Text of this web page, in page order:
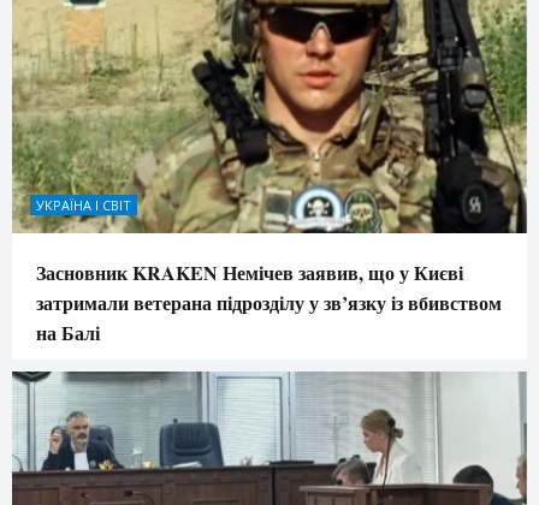
УКРАЇНА І СВІТ
Засновник KRAKEN Немічев заявив, що у Києві
затримали ветерана підрозділу у зв’язку із вбивством
на Балі